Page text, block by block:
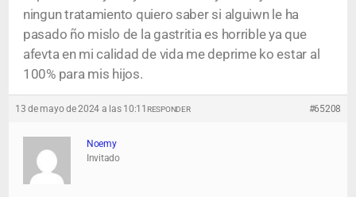
ningun tratamiento quiero saber si alguiwn le ha
pasado ño mislo de la gastritia es horrible ya que
afevta en mi calidad de vida me deprime ko estar al
100% para mis hijos.
13 de mayo de 2024 a las 10:11 #65208
RESPONDER
Noemy
Invitado